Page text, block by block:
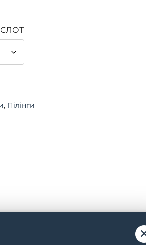
, Пілінги